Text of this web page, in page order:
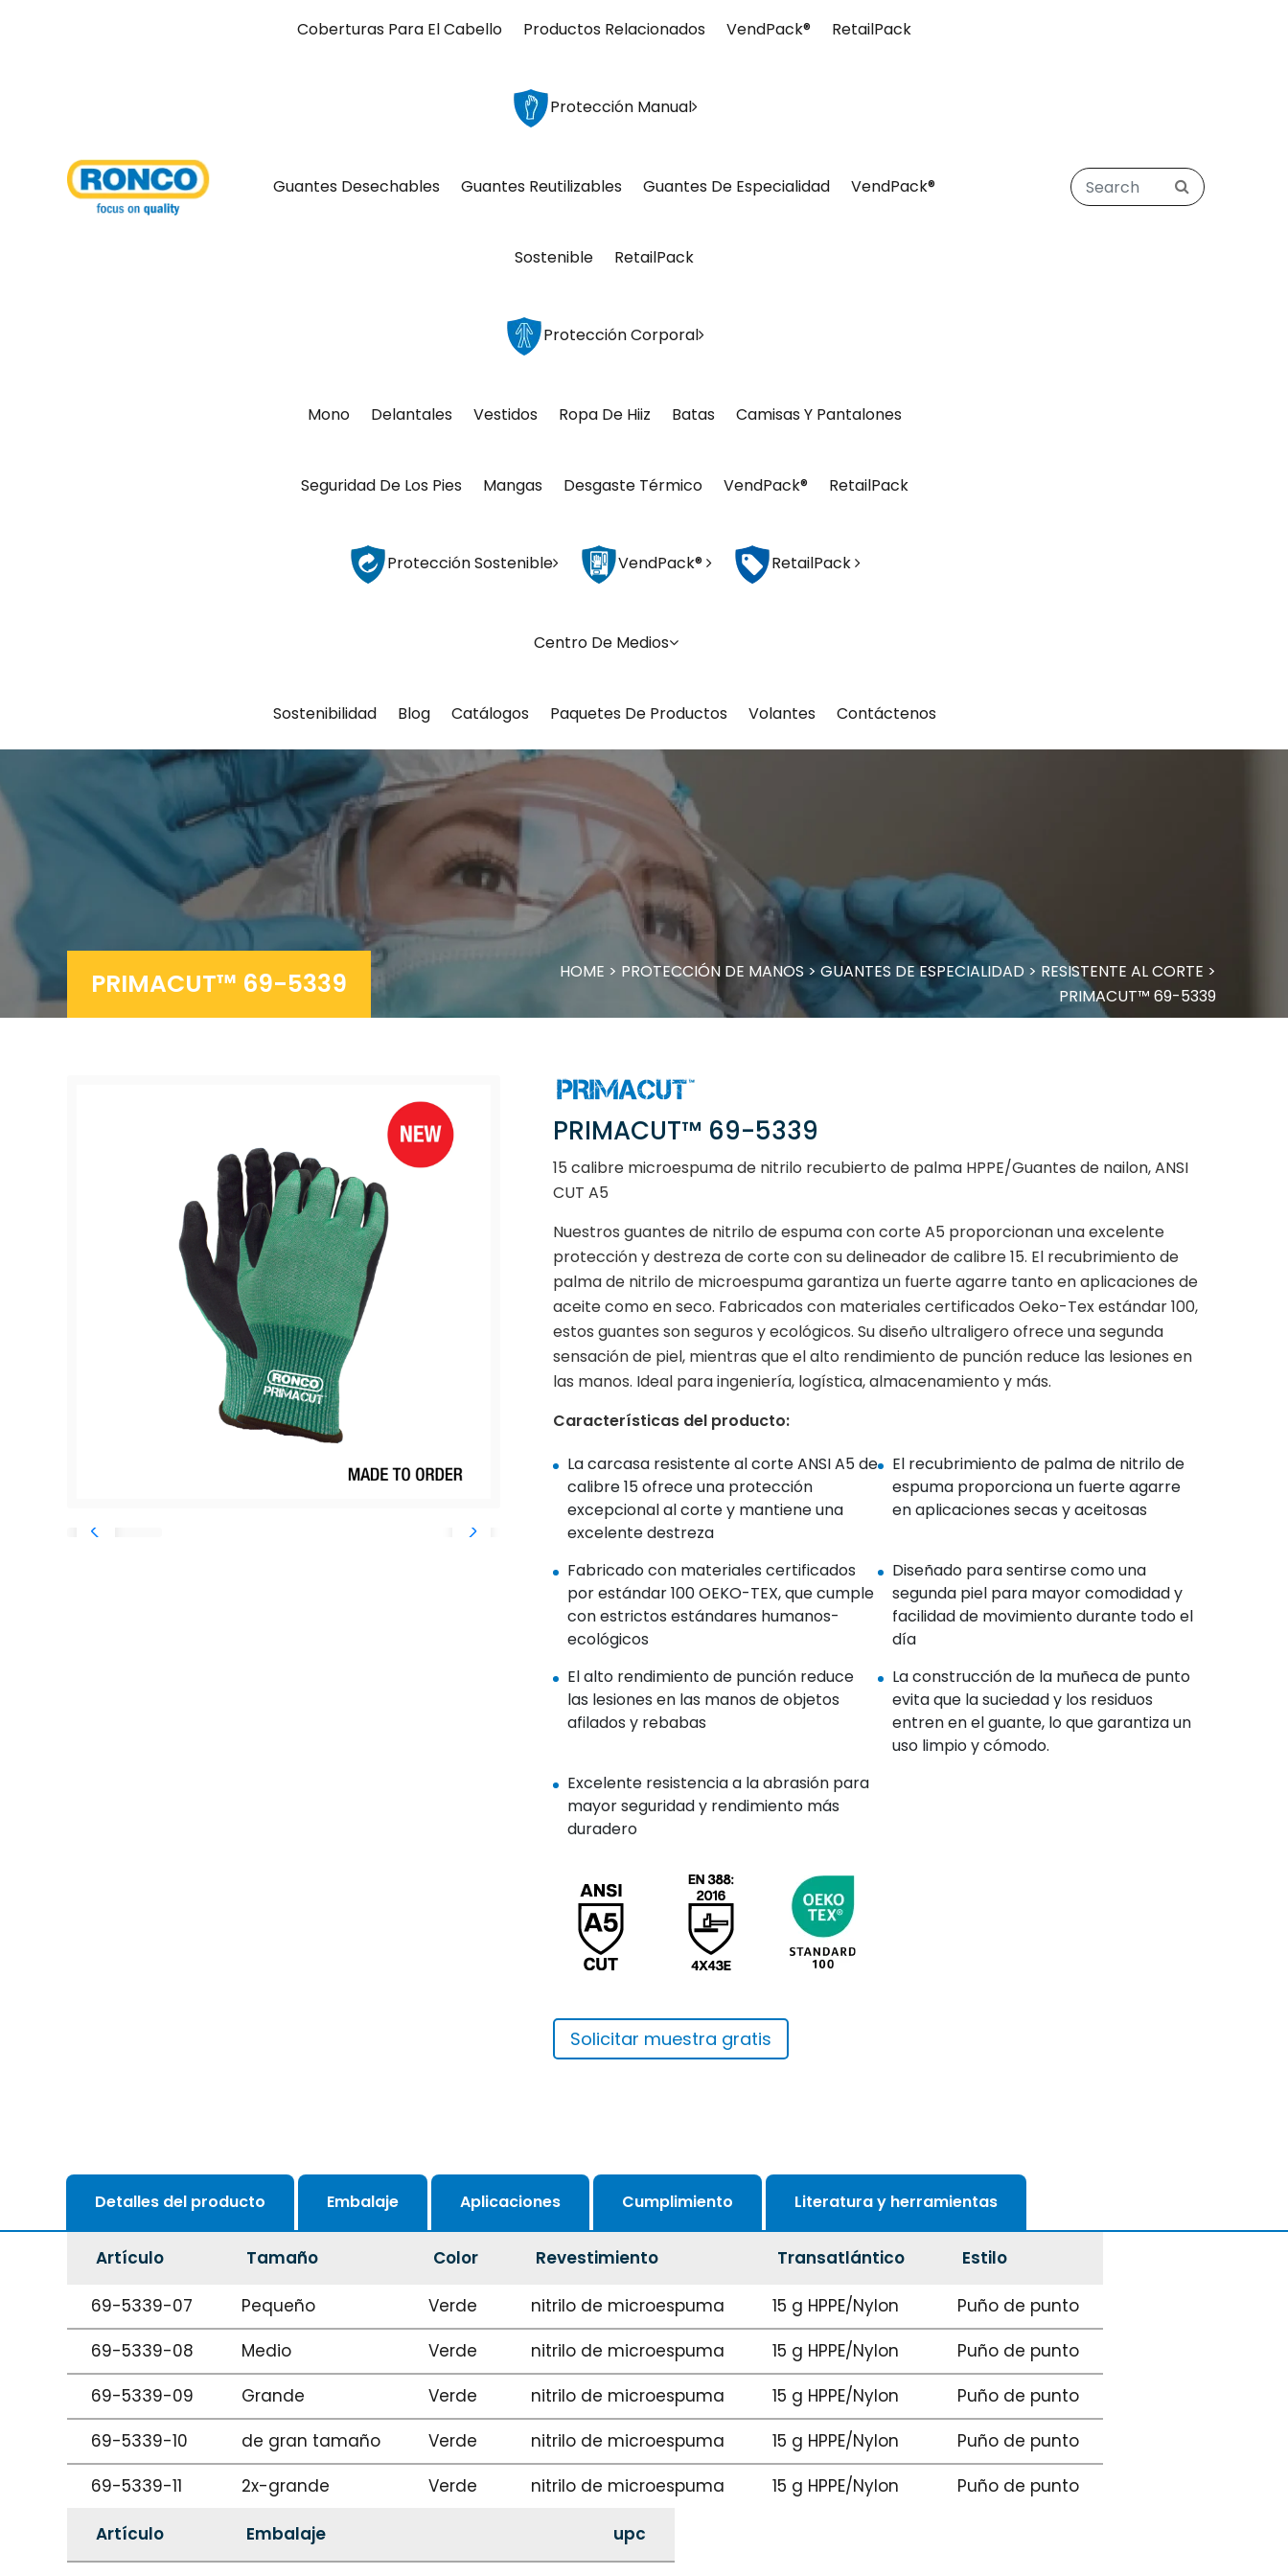
Coberturas Para El Cabello Productos Relacionados VendPack® RetailPack
Protección Manual
Guantes Desechables Guantes Reutilizables Guantes De Especialidad VendPack®
Sostenible RetailPack
Protección Corporal
Mono Delantales Vestidos Ropa De Hiiz Batas Camisas Y Pantalones
Seguridad De Los Pies Mangas Desgaste Térmico VendPack® RetailPack
Protección Sostenible VendPack® RetailPack
Sostenibilidad
Centro De Medios
Blog Catálogos Paquetes De Productos Volantes Contáctenos
PRIMACUT™ 69-5339 HOME > PROTECCIÓN DE MANOS > GUANTES DE ESPECIALIDAD > RESISTENTE AL CORTE >
PRIMACUT™ 69-5339
PRIMACUT™ 69-5339
15 calibre microespuma de nitrilo recubierto de palma HPPE/Guantes de nailon, ANSI
CUT A5
Nuestros guantes de nitrilo de espuma con corte A5 proporcionan una excelente
protección y destreza de corte con su delineador de calibre 15. El recubrimiento de
palma de nitrilo de microespuma garantiza un fuerte agarre tanto en aplicaciones de
aceite como en seco. Fabricados con materiales certificados Oeko-Tex estándar 100,
estos guantes son seguros y ecológicos. Su diseño ultraligero ofrece una segunda
sensación de piel, mientras que el alto rendimiento de punción reduce las lesiones en
las manos. Ideal para ingeniería, logística, almacenamiento y más.
Características del producto:
La carcasa resistente al corte ANSI A5 de
calibre 15 ofrece una protección
excepcional al corte y mantiene una
excelente destreza
El recubrimiento de palma de nitrilo de
espuma proporciona un fuerte agarre
en aplicaciones secas y aceitosas
Fabricado con materiales certificados
por estándar 100 OEKO-TEX, que cumple
con estrictos estándares humanos-
ecológicos
Diseñado para sentirse como una
segunda piel para mayor comodidad y
facilidad de movimiento durante todo el
día
El alto rendimiento de punción reduce
las lesiones en las manos de objetos
afilados y rebabas
La construcción de la muñeca de punto
evita que la suciedad y los residuos
entren en el guante, lo que garantiza un
uso limpio y cómodo.
Excelente resistencia a la abrasión para
mayor seguridad y rendimiento más
duradero
Solicitar muestra gratis
Detalles del producto Embalaje Aplicaciones Cumplimiento Literatura y herramientas
Artículo Tamaño Color Revestimiento Transatlántico Estilo
69-5339-07 Pequeño Verde nitrilo de microespuma 15 g HPPE/Nylon
Puño de punto
69-5339-08
Medio Verde nitrilo de microespuma 15 g HPPE/Nylon
Puño de punto
69-5339-09
Grande Verde nitrilo de microespuma 15 g HPPE/Nylon
Puño de punto
69-5339-10
de gran tamaño Verde nitrilo de microespuma 15 g HPPE/Nylon
Puño de punto
69-5339-11
2x-grande Verde nitrilo de microespuma 15 g HPPE/Nylon Puño de punto
Artículo Embalaje upc